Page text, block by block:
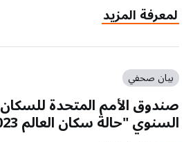
تعصف
بصحة
النساء
والفتيات
وتُعطّل
حقوقهن
لمعرفة المزيد
about
صندوق
الأمم
للسكان
يدعو
إلى
توفير
بيان صحفي
صندوق الأمم المتحدة
السنوي "حالة سكان العالم 2023"